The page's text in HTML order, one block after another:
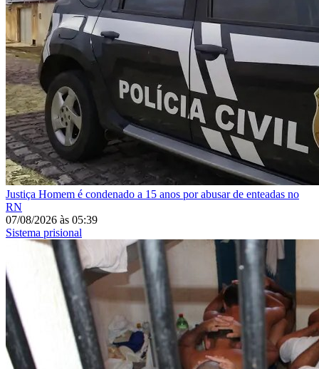
Justiça Homem é condenado a 15 anos por abusar de enteadas no
RN
07/08/2026 às 05:39
Sistema prisional